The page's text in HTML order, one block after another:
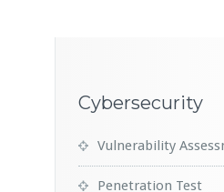
Cybersecurity
Vulnerability
Penetration Test